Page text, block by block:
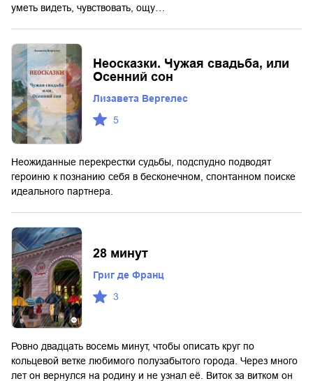
уметь видеть, чувствовать, ощу…
Неосказки. Чужая свадьба, или
Осенний сон
Лизавета Вергелес
5
Неожиданные перекрестки судьбы, подспудно подводят
героиню к познанию себя в бесконечном, спонтанном поиске
идеального партнера.
28 минут
Григ де Франц
3
Ровно двадцать восемь минут, чтобы описать круг по
кольцевой ветке любимого полузабытого города. Через много
лет он вернулся на родину и не узнал её. Виток за витком он